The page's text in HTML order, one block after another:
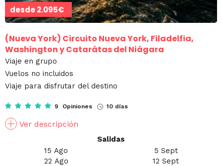
desde2.095€
(Nueva York) Circuito Nueva York, Filadelfia,
Washington y Catarátas del Niágara
Viaje en grupo
Vuelos no incluidos
Viaje para disfrutar del destino
9 Opiniones 10 días
Ver descripción
Salidas
15 Ago
22 Ago
5 Sept
12 Sept